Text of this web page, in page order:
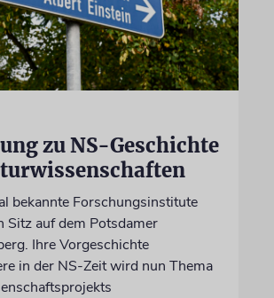
zu NS-Geschichte
bekannte Forschungsinstitute
Sitz auf dem Potsdamer
Ihre Vorgeschichte
in der NS-Zeit wird nun Thema